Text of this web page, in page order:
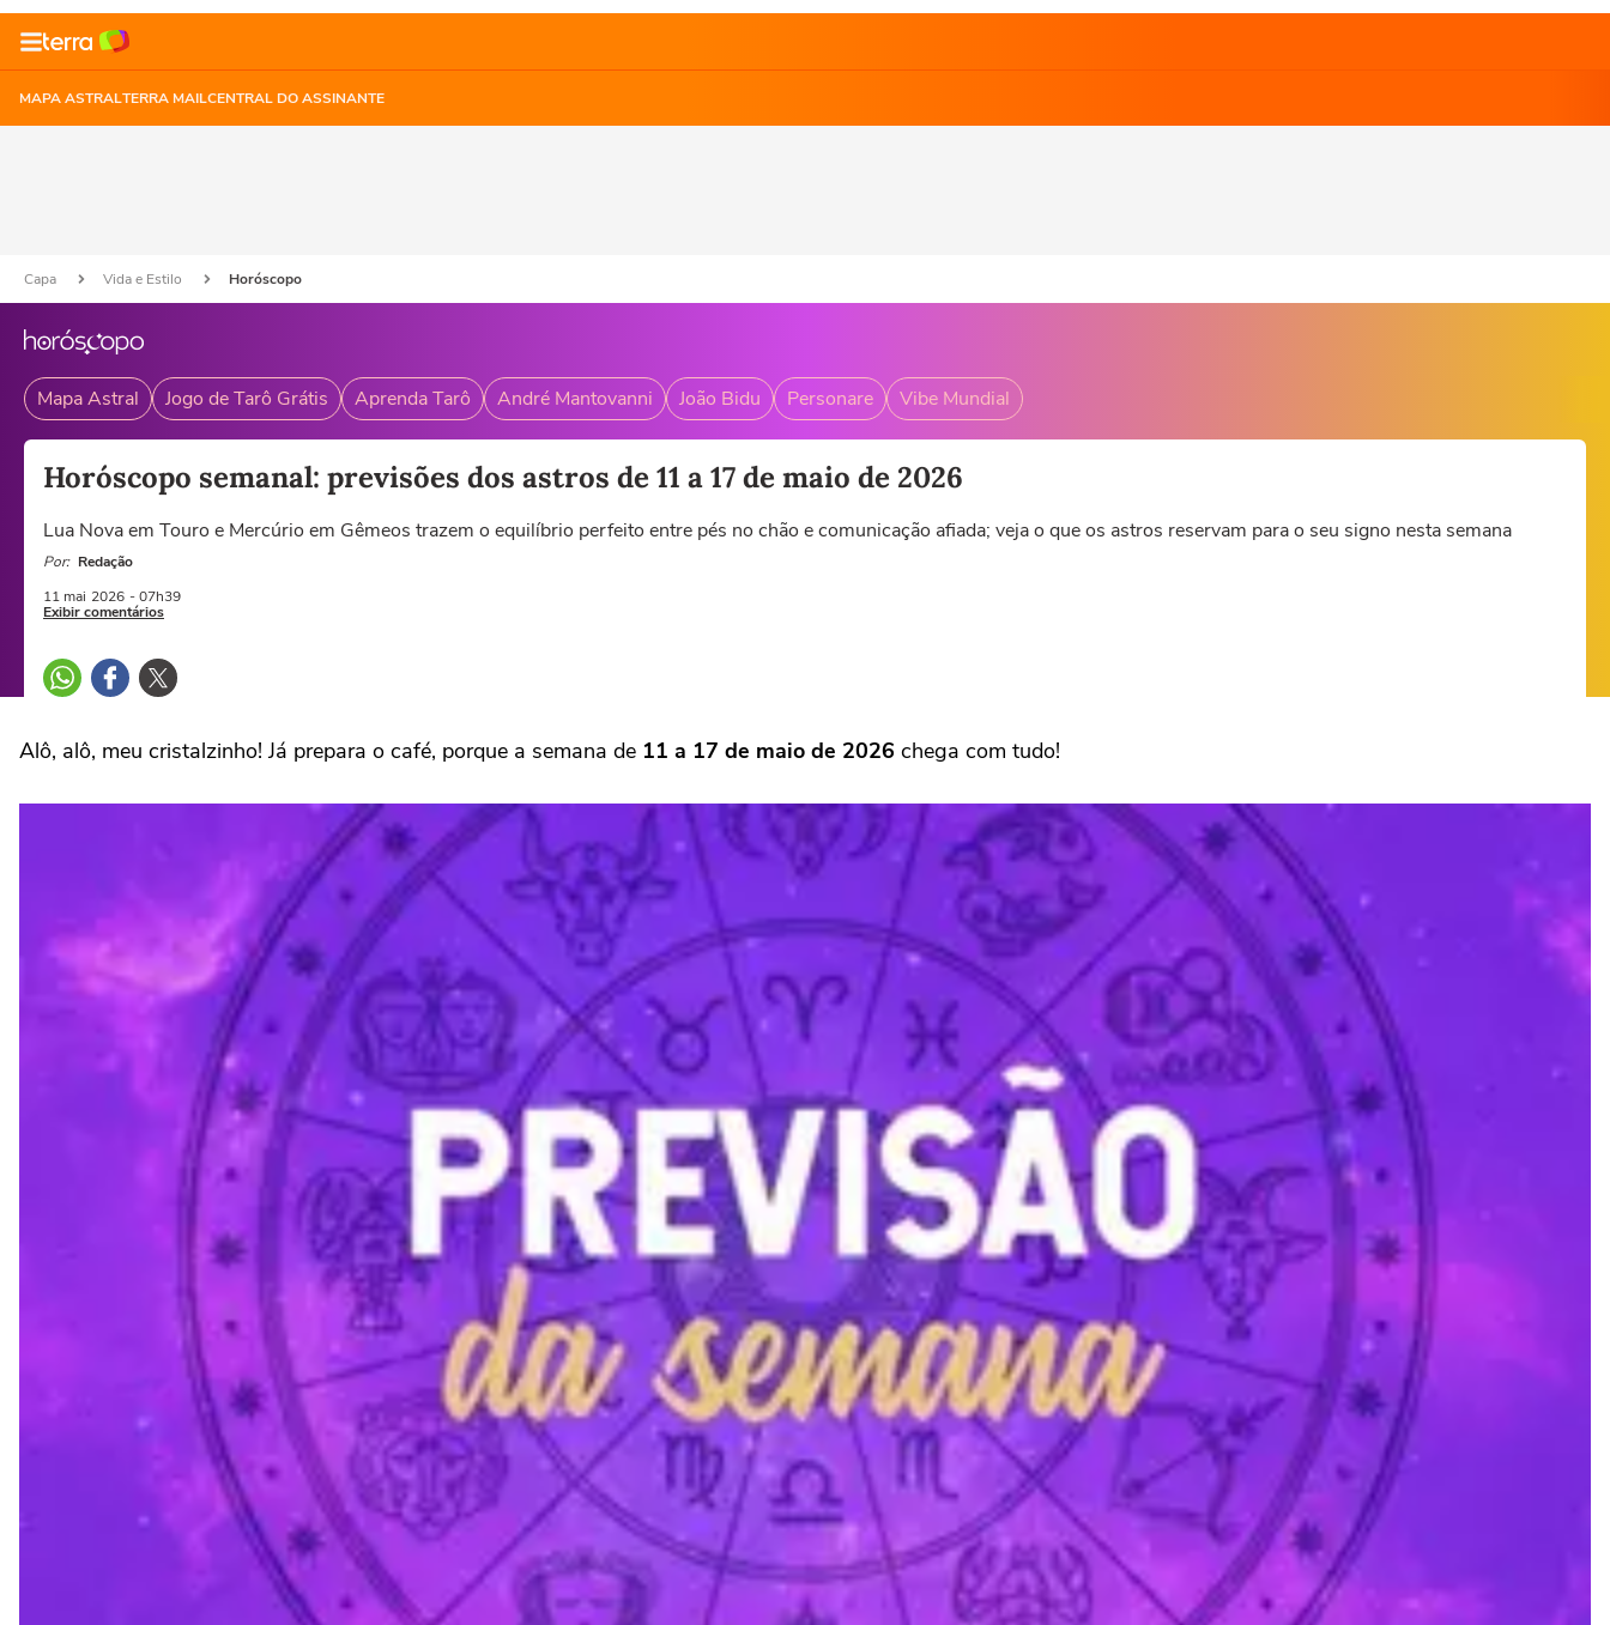
MAPA ASTRALTERRA MAILCENTRAL DO ASSINANTE
Capa Vida e Estilo Horóscopo
Mapa Astral Jogo de Tarô Grátis Aprenda Tarô André Mantovanni João Bidu Personare Vibe Mundial
Horóscopo semanal: previsões dos astros de 11 a 17 de maio de 2026
Lua Nova em Touro e Mercúrio em Gêmeos trazem o equilíbrio perfeito entre pés no chão e comunicação afiada; veja o que os astros reservam para o seu signo nesta semana
Por: Redação
11 mai 2026 - 07h39
Exibir comentários
Alô, alô, meu cristalzinho! Já prepara o café, porque a semana de 11 a 17 de maio de 2026 chega com tudo!